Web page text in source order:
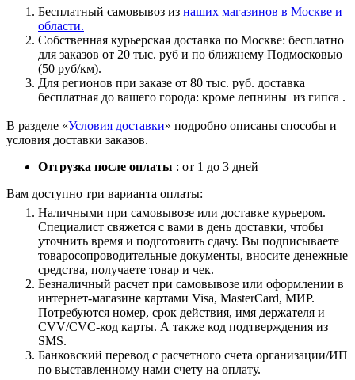
Бесплатный самовывоз из наших магазинов в Москве и
области.
Собственная курьерская доставка по Москве: бесплатно
для заказов от 20 тыс. руб и по ближнему Подмосковью
(50 руб/км).
Для регионов при заказе от 80 тыс. руб. доставка
бесплатная до вашего города: кроме лепнины из гипса .
В разделе «Условия доставки» подробно описаны способы и
условия доставки заказов.
Отгрузка после оплаты : от 1 до 3 дней
Вам доступно три варианта оплаты:
Наличными при самовывозе или доставке курьером.
Специалист свяжется с вами в день доставки, чтобы
уточнить время и подготовить сдачу. Вы подписываете
товаросопроводительные документы, вносите денежные
средства, получаете товар и чек.
Безналичный расчет при самовывозе или оформлении в
интернет-магазине картами Visa, MasterCard, МИР.
Потребуются номер, срок действия, имя держателя и
CVV/CVC-код карты. А также код подтверждения из
SMS.
Банковский перевод с расчетного счета организации/ИП
по выставленному нами счету на оплату.